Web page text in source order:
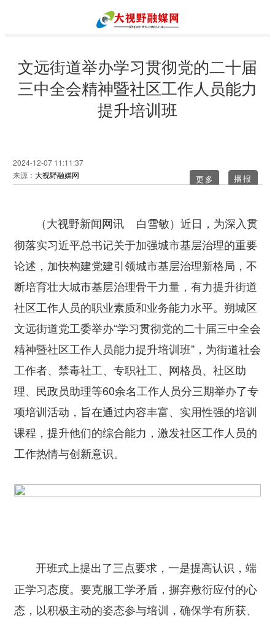
文远街道举办学习贯彻党的二十届
三中全会精神暨社区工作人员能力
提升培训班
2024-12-07 11:11:37
来源： 大视野融媒网 更多
（大视野新闻网讯 白雪敏） 近日，为深入贯
彻落实习近平总书记关于加强城市基层治理的重要
论述，加快构建党建引领城市基层治理新格局，不
断培育壮大城市基层治理骨干力量，有力提升街道
社区工作人员的职业素质和业务能力水平。朔城区
文远街道党工委举办“学习贯彻党的二十届三中全会
精神暨社区工作人员能力提升培训班”，为街道社会
工作者、禁毒社工、专职社工、网格员、社区助
理、民政员助理等60余名工作人员分三期举办了专
项培训活动，旨在通过内容丰富、实用性强的培训
课程，提升他们的综合能力，激发社区工作人员的
工作热情与创新意识。
开班式上提出了三点要求，一是提高认识，端
正学习态度。要克服工学矛盾，摒弃敷衍应付的心
态，以积极主动的姿态参与培训，确保学有所获、